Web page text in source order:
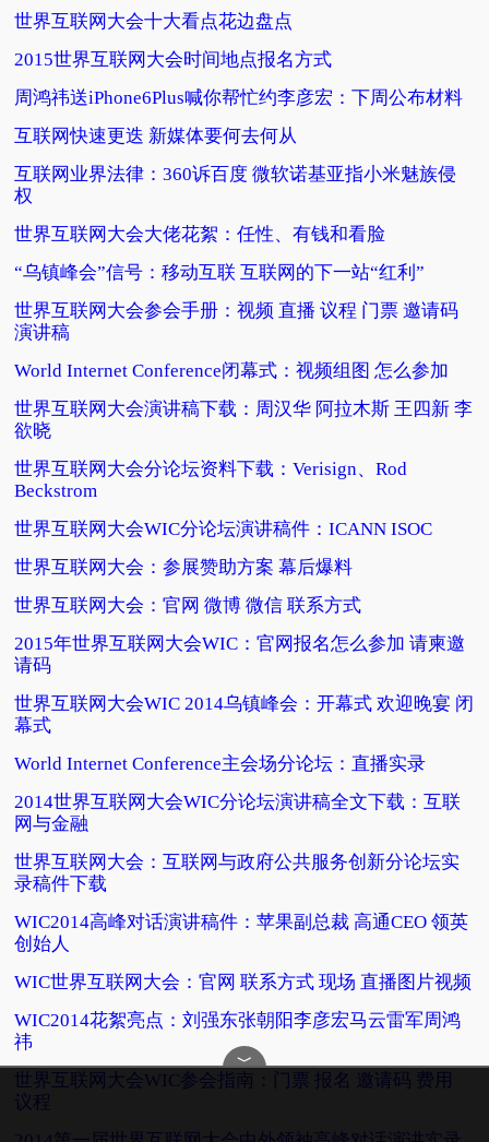
世界互联网大会十大看点花边盘点
2015世界互联网大会时间地点报名方式
周鸿祎送iPhone6Plus喊你帮忙约李彦宏：下周公布材料
互联网快速更迭 新媒体要何去何从
互联网业界法律：360诉百度 微软诺基亚指小米魅族侵
权
世界互联网大会大佬花絮：任性、有钱和看脸
“乌镇峰会”信号：移动互联 互联网的下一站“红利”
世界互联网大会参会手册：视频 直播 议程 门票 邀请码
演讲稿
World Internet Conference闭幕式：视频组图 怎么参加
世界互联网大会演讲稿下载：周汉华 阿拉木斯 王四新 李
欲晓
世界互联网大会分论坛资料下载：Verisign、Rod
Beckstrom
世界互联网大会WIC分论坛演讲稿件：ICANN ISOC
世界互联网大会：参展赞助方案 幕后爆料
世界互联网大会：官网 微博 微信 联系方式
2015年世界互联网大会WIC：官网报名怎么参加 请柬邀
请码
世界互联网大会WIC 2014乌镇峰会：开幕式 欢迎晚宴 闭
幕式
World Internet Conference主会场分论坛：直播实录
2014世界互联网大会WIC分论坛演讲稿全文下载：互联
网与金融
世界互联网大会：互联网与政府公共服务创新分论坛实
录稿件下载
WIC2014高峰对话演讲稿件：苹果副总裁 高通CEO 领英
创始人
WIC世界互联网大会：官网 联系方式 现场 直播图片视频
WIC2014花絮亮点：刘强东张朝阳李彦宏马云雷军周鸿
祎
世界互联网大会WIC参会指南：门票 报名 邀请码 费用
议程
﹀